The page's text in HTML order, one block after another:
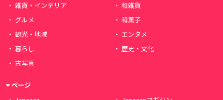
雑貨・インテリア
和雑貨
グルメ
和菓子
観光・地域
エンタメ
暮らし
歴史・文化
古写真
ページ